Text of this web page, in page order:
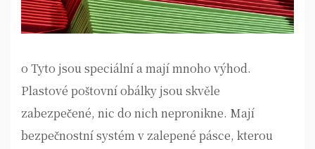
o Tyto jsou speciální a mají mnoho výhod.
Plastové poštovní obálky jsou skvěle
zabezpečené, nic do nich nepronikne. Mají
bezpečnostní systém v zalepené pásce, kterou